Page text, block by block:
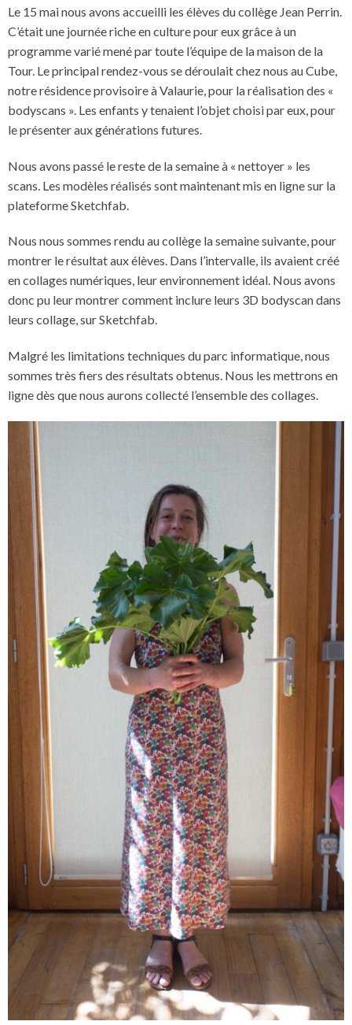
Le 15 mai nous avons accueilli les élèves du collège Jean Perrin.
C’était une journée riche en culture pour eux grâce à un
programme varié mené par toute l’équipe de la maison de la
Tour. Le principal rendez-vous se déroulait chez nous au Cube,
notre résidence provisoire à Valaurie, pour la réalisation des «
bodyscans ». Les enfants y tenaient l’objet choisi par eux, pour
le présenter aux générations futures.
Nous avons passé le reste de la semaine à « nettoyer » les
scans. Les modèles réalisés sont maintenant mis en ligne sur la
plateforme Sketchfab.
Nous nous sommes rendu au collège la semaine suivante, pour
montrer le résultat aux élèves. Dans l’intervalle, ils avaient créé
en collages numériques, leur environnement idéal. Nous avons
donc pu leur montrer comment inclure leurs 3D bodyscan dans
leurs collage, sur Sketchfab.
Malgré les limitations techniques du parc informatique, nous
sommes très fiers des résultats obtenus. Nous les mettrons en
ligne dès que nous aurons collecté l’ensemble des collages.